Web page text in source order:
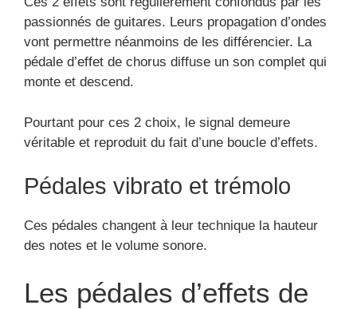
passionnés de guitares. Leurs propagation d’ondes
vont permettre néanmoins de les différencier. La
pédale d’effet de chorus diffuse un son complet qui
monte et descend.
Pourtant pour ces 2 choix, le signal demeure
véritable et reproduit du fait d’une boucle d’effets.
Pédales vibrato et trémolo
Ces pédales changent à leur technique la hauteur
des notes et le volume sonore.
Les pédales d’effets de